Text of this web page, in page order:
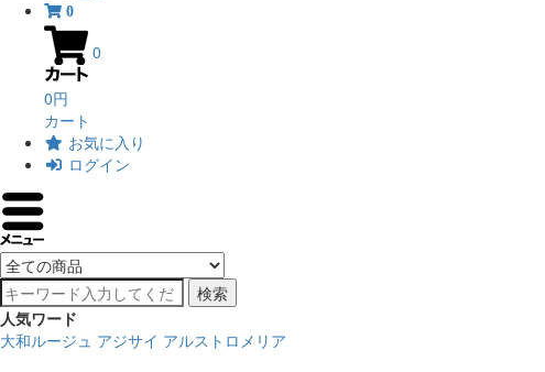
0
0
0円
カート
お気に入り
ログイン
検索
人気ワード
大和ルージュ アジサイ アルストロメリア